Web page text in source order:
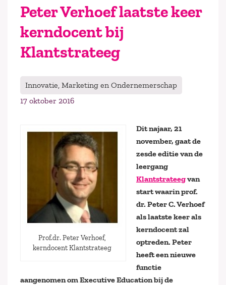
Peter Verhoef laatste keer
kerndocent bij
Klantstrateeg
Innovatie, Marketing en Ondernemerschap
17 oktober 2016
Prof.dr. Peter Verhoef,
kerndocent Klantstrateeg
Dit najaar, 21
november, gaat de
zesde editie van de
leergang
Klantstrateegvan
start waarin prof.
dr. Peter C. Verhoef
als laatste keer als
kerndocent zal
optreden. Peter
heeft een nieuwe
functie
aangenomen om Executive Education bij de